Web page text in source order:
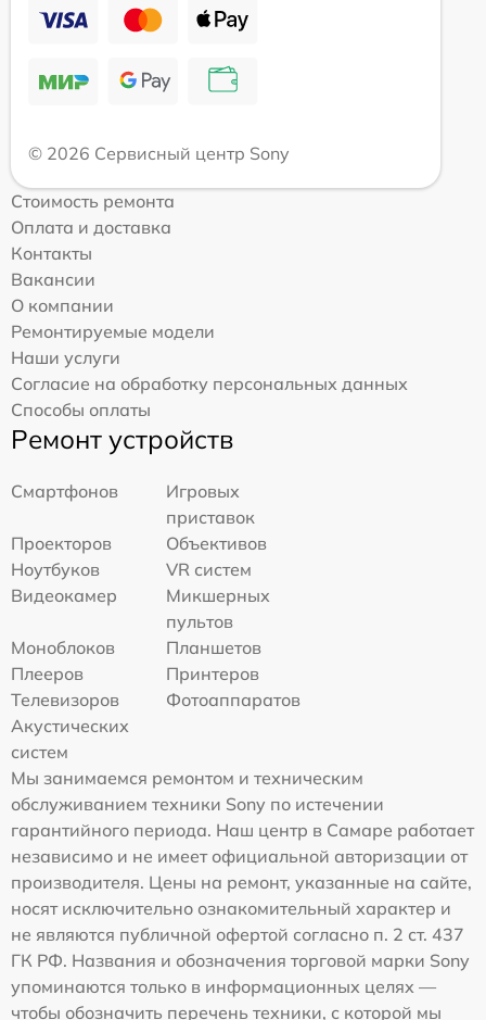
© 2026 Сервисный центр Sony
Стоимость ремонта
Оплата и доставка
Контакты
Вакансии
О компании
Ремонтируемые модели
Наши услуги
Согласие на обработку персональных данных
Способы оплаты
Ремонт устройств
Смартфонов
Игровых
приставок
Проекторов
Объективов
Ноутбуков
VR систем
Видеокамер
Микшерных
пультов
Моноблоков
Планшетов
Плееров
Принтеров
Телевизоров
Фотоаппаратов
Акустических
систем
Мы занимаемся ремонтом и техническим
обслуживанием техники Sony по истечении
гарантийного периода. Наш центр в Самаре работает
независимо и не имеет официальной авторизации от
производителя. Цены на ремонт, указанные на сайте,
носят исключительно ознакомительный характер и
не являются публичной офертой согласно п. 2 ст. 437
ГК РФ. Названия и обозначения торговой марки Sony
упоминаются только в информационных целях —
чтобы обозначить перечень техники, с которой мы